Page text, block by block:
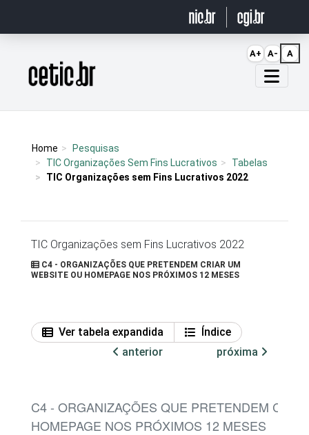
Página inicial
Home
Pesquisas
TIC Organizações Sem Fins Lucrativos
Tabelas
TIC Organizações sem Fins Lucrativos 2022
TIC Organizações sem Fins Lucrativos 2022
C4 - ORGANIZAÇÕES QUE PRETENDEM CRIAR UM
WEBSITE OU HOMEPAGE NOS PRÓXIMOS 12 MESES
Ver tabela expandida
Índice
anterior
próxima
C4 - ORGANIZAÇÕES QUE PRETENDEM
HOMEPAGE NOS PRÓXIMOS 12 MESES
A+ A- A